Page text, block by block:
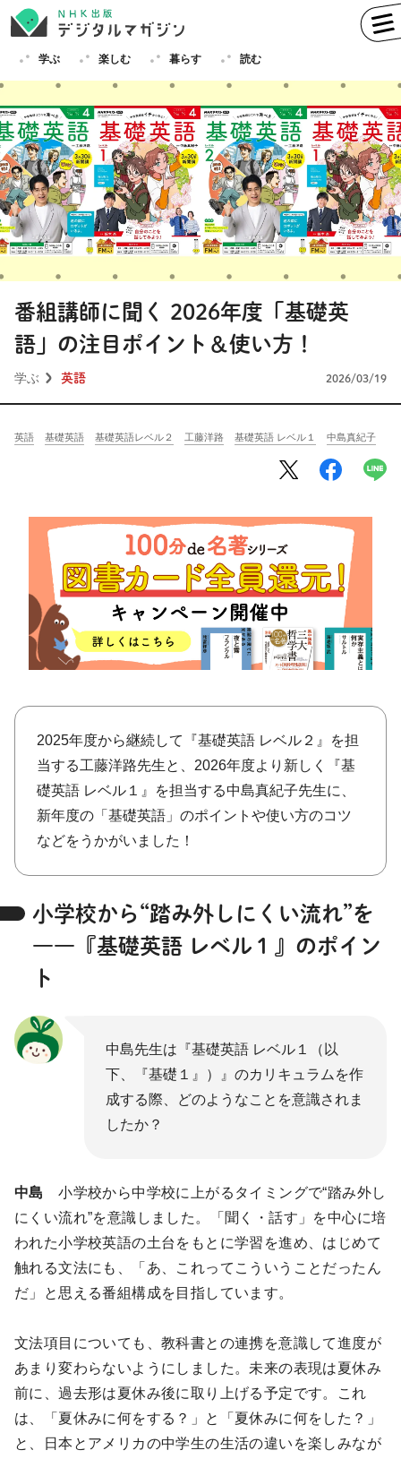
学ぶ 楽しむ 暮らす 読む
学ぶ 英語 フランス語
ドイツ語 イタリア語
スペイン語 ロシア語
楽しむ
将棋 その他
暮らす 料理 園芸 ハンドメイド
読む 教養 NHK出版新書
NHKブックス 100分de名著
作品 その他
きょうの レシピ
ABOUT
番組講師に聞く 2026年度「基礎英
語」の注目ポイント＆使い方！
学ぶ 英語 2026/03/19
英語 基礎英語 基礎英語レベル２ 工藤洋路 基礎英語 レベル１ 中島真紀子
2025年度から継続して『基礎英語 レベル２』を担
当する工藤洋路先生と、2026年度より新しく『基
礎英語 レベル１』を担当する中島真紀子先生に、
新年度の「基礎英語」のポイントや使い方のコツ
などをうかがいました！
小学校から“踏み外しにくい流れ”を
――『基礎英語 レベル１』のポイン
ト
中島先生は『基礎英語 レベル１（以
下、『基礎１』）』のカリキュラムを作
成する際、どのようなことを意識されま
したか？
中島
小学校から中学校に上がるタイミングで“踏み外し
にくい流れ”を意識しました。「聞く・話す」を中心に培
われた小学校英語の土台をもとに学習を進め、はじめて
触れる文法にも、「あ、これってこういうことだったん
だ」と思える番組構成を目指しています。
文法項目についても、教科書との連携を意識して進度が
あまり変わらないようにしました。未来の表現は夏休み
前に、過去形は夏休み後に取り上げる予定です。これ
は、「夏休みに何をする？」と「夏休みに何をした？」
と、日本とアメリカの中学生の生活の違いを楽しみなが